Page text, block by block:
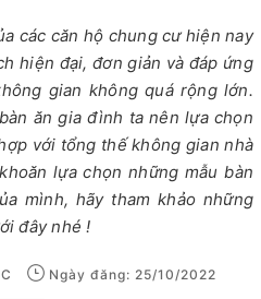
các căn hộ chung cư hiện nay
hiện đại, đơn giản và đáp ứng
gian không quá rộng lớn.
ăn gia đình ta nên lựa chọn
với tổng thế không gian nhà
lựa chọn những mẫu bàn
mình, hãy tham khảo những
đây nhé !
Ngày đăng: 25/10/2022